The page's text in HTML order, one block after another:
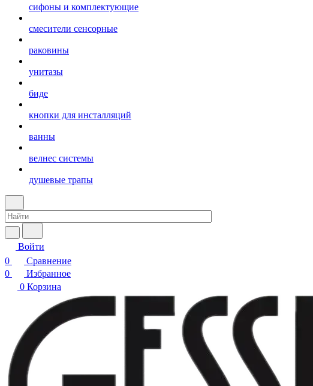
сифоны и комплектующие
смесители сенсорные
раковины
унитазы
биде
кнопки для инсталляций
ванны
велнес системы
душевые трапы
Войти
0
Сравнение
0
Избранное
0 Корзина